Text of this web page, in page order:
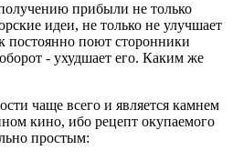
прибыли не только
идеи, не только не улучшает
постоянно поют сторонники
- ухудшает его. Каким же
чаще всего и является камнем
кино, ибо рецепт окупаемого
простым: